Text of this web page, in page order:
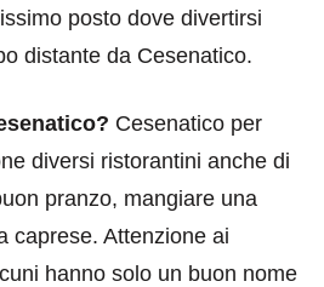
posto dove divertirsi
distante da Cesenatico.
Cesenatico per
diversi ristorantini anche di
pranzo, mangiare una
caprese. Attenzione ai
hanno solo un buon nome